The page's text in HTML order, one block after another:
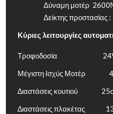
Δύναμη μοτέρ
Δείκτης προστασίας
Κύριες λειτουργίες
Τροφοδοσία
Μέγιστη Ισχύς Μοτέρ
∆ιαστάσεις κουτιού
∆ιαστάσεις πλακέτας